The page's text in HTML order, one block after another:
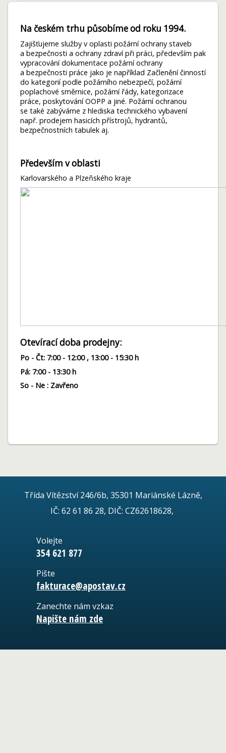
Na českém trhu působíme od roku 1994.
Zajišťujeme služby v oplasti požární ochrany staveb
a bezpečnosti a ochrany zdraví při práci, především pak
vypracování dokumentace požární ochrany
a bezpečnosti práce jako je například Začlenění činností
do kategorií podle požárního nebezpečí, požární
poplachové směrnice, požární řády, kategorizace
práce, poskytování OOPP a jiné. Požární ochranou
se také zabýváme z hlediska technického vybavení
např. prodejem hasicích přístrojů, hydrantů,
bezpečnostních tabulek aj.
Především v oblasti
Karlovarského a Plzeňského kraje
Otevírací doba prodejny:
Po - Čt: 7:00 - 12:00 , 13:00 - 15:30 h
Pá: 7:00 - 13:30 h
So - Ne : Zavřeno
Třída Vítězství 246/6b, 35301 Mariánské Lázně,
IČ: 62 61 86 28, DIČ: CZ62618628,
Volejte
354 621 877
Pište
fakturace@apostav.cz
Zanechte nám vzkaz
Napište nám zde